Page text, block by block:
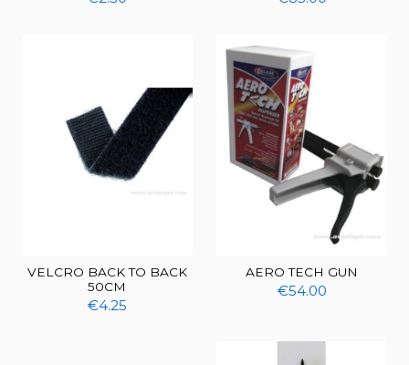
VELCRO BACK TO BACK
50CM
€4.25
AERO TECH GUN
€54.00